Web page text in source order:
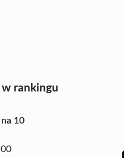
w rankingu
10